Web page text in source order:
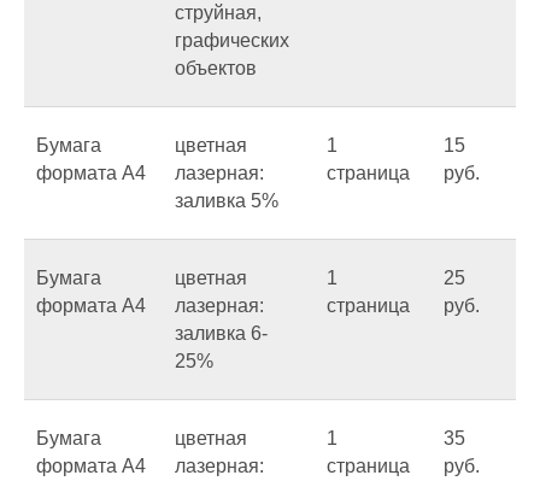
струйная,
графических
объектов
Бумага
формата А4
цветная
лазерная:
заливка 5%
1
страница
15
руб.
Бумага
формата А4
цветная
лазерная:
заливка 6-
25%
1
страница
25
руб.
Бумага
формата А4
цветная
лазерная:
1
страница
35
руб.